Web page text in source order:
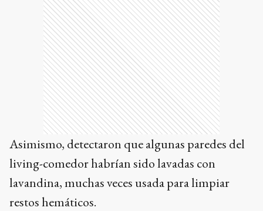
Asimismo, detectaron que algunas paredes del
living-comedor habrían sido lavadas con
lavandina, muchas veces usada para limpiar
restos hemáticos.